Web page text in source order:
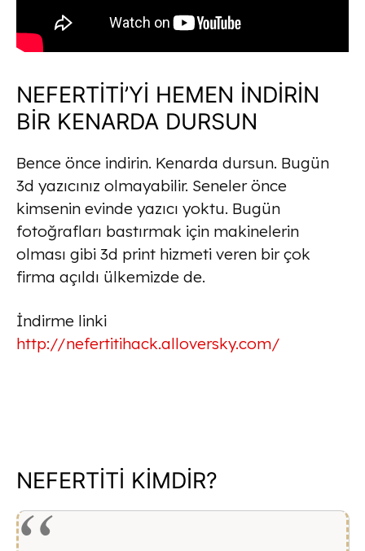
NEFERTİTİ’Yİ HEMEN İNDİRİN
BİR KENARDA DURSUN
Bence önce indirin. Kenarda dursun. Bugün
3d yazıcınız olmayabilir. Seneler önce
kimsenin evinde yazıcı yoktu. Bugün
fotoğrafları bastırmak için makinelerin
olması gibi 3d print hizmeti veren bir çok
firma açıldı ülkemizde de.
İndirme linki
http://nefertitihack.alloversky.com/
NEFERTİTİ KİMDİR?